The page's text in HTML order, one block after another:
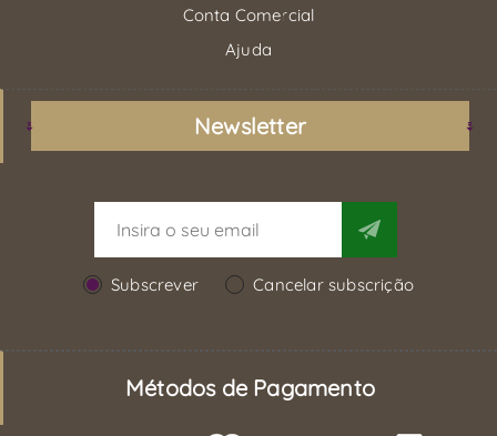
Conta Comercial
Ajuda
Newsletter
Subscrever Cancelar subscrição
Métodos de Pagamento